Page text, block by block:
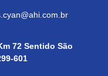
72 Sentido São
601